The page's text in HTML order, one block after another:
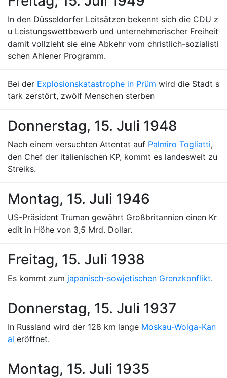
In den Düsseldorfer Leitsätzen bekennt sich die CDU z
u Leistungswettbewerb und unternehmerischer Freiheit
damit vollzieht sie eine Abkehr vom christlich-sozialisti
schen Ahlener Programm.
Bei der Explosionskatastrophe in Prüm wird die Stadt s
tark zerstört, zwölf Menschen sterben
Donnerstag, 15. Juli 1948
Nach einem versuchten Attentat auf Palmiro Togliatti,
den Chef der italienischen KP, kommt es landesweit zu
Streiks.
Montag, 15. Juli 1946
US-Präsident Truman gewährt Großbritannien einen Kr
edit in Höhe von 3,5 Mrd. Dollar.
Freitag, 15. Juli 1938
Es kommt zum japanisch-sowjetischen Grenzkonflikt.
Donnerstag, 15. Juli 1937
In Russland wird der 128 km lange Moskau-Wolga-Kan
al eröffnet.
Montag, 15. Juli 1935